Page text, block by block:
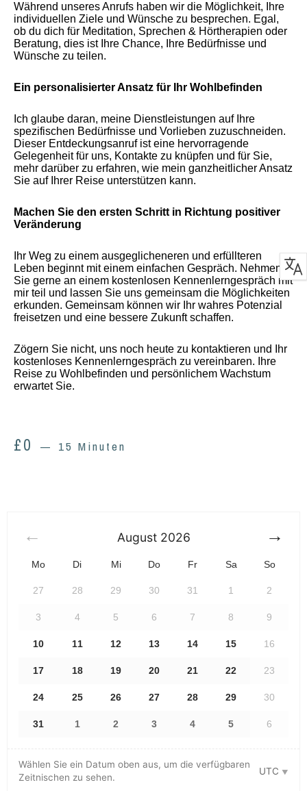
Während unseres Anrufs haben wir die Möglichkeit, Ihre
individuellen Ziele und Wünsche zu besprechen. Egal,
ob du dich für Meditation, Sprechen & Hörtherapien oder
Beratung, dies ist Ihre Chance, Ihre Bedürfnisse und
Wünsche zu teilen.
Ein personalisierter Ansatz für Ihr Wohlbefinden
Ich glaube daran, meine Dienstleistungen auf Ihre
spezifischen Bedürfnisse und Vorlieben zuzuschneiden.
Dieser Entdeckungsanruf ist eine hervorragende
Gelegenheit für uns, Kontakte zu knüpfen und für Sie,
mehr darüber zu erfahren, wie mein ganzheitlicher Ansatz
Sie auf Ihrer Reise unterstützen kann.
Machen Sie den ersten Schritt in Richtung positiver
Veränderung
Ihr Weg zu einem ausgeglicheneren und erfüllteren
Leben beginnt mit einem einfachen Gespräch. Nehmen
Sie gerne an einem kostenlosen Kennenlerngespräch mit
mir teil und lassen Sie uns gemeinsam die Möglichkeiten
erkunden. Gemeinsam können wir Ihr wahres Potenzial
freisetzen und eine bessere Zukunft schaffen.
Zögern Sie nicht, uns noch heute zu kontaktieren und Ihr
kostenloses Kennenlerngespräch zu vereinbaren. Ihre
Reise zu Wohlbefinden und persönlichem Wachstum
erwartet Sie.
£0 15 Minuten
August 2026
Mo Di Mi Do Fr Sa So
27 28 29 30 31 1 2
3 4 5 6 7 8 9
10 11 12 13 14 15 16
17 18 19 20 21 22 23
24 25 26 27 28 29 30
31 1 2 3 4 5 6
Wählen Sie ein Datum oben aus, um die verfügbaren
Zeitnischen zu sehen.
UTC